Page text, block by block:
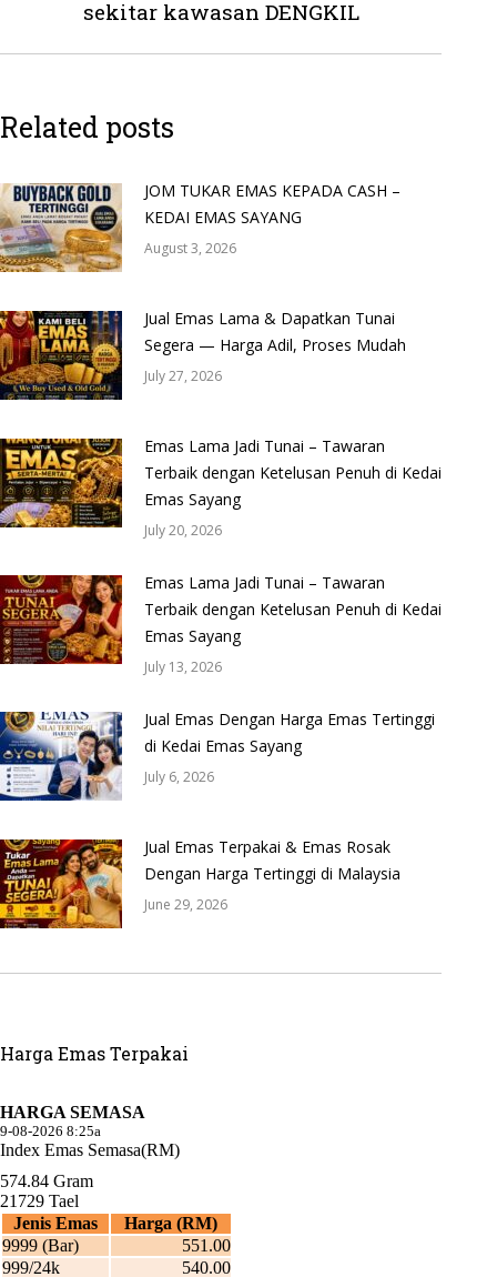
post:
sekitar kawasan DENGKIL
Related posts
JOM TUKAR EMAS KEPADA CASH –
KEDAI EMAS SAYANG
August 3, 2026
Jual Emas Lama & Dapatkan Tunai
Segera — Harga Adil, Proses Mudah
July 27, 2026
Emas Lama Jadi Tunai – Tawaran
Terbaik dengan Ketelusan Penuh di Kedai
Emas Sayang
July 20, 2026
Emas Lama Jadi Tunai – Tawaran
Terbaik dengan Ketelusan Penuh di Kedai
Emas Sayang
July 13, 2026
Jual Emas Dengan Harga Emas Tertinggi
di Kedai Emas Sayang
July 6, 2026
Jual Emas Terpakai & Emas Rosak
Dengan Harga Tertinggi di Malaysia
June 29, 2026
Harga Emas Terpakai